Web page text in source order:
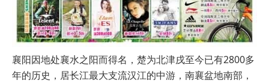
襄阳因地处襄水之阳而得名，楚为北津戌至今已有2800多
年的历史，居长江最大支流汉江的中游，南襄盆地南部，